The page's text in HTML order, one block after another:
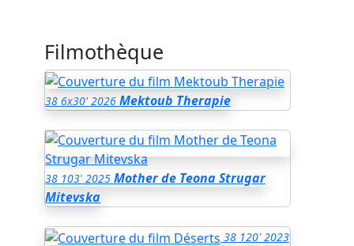
Filmothèque
38 6x30' 2026 Mektoub Therapie
38 103' 2025 Mother de Teona Strugar
Mitevska
38 120' 2023